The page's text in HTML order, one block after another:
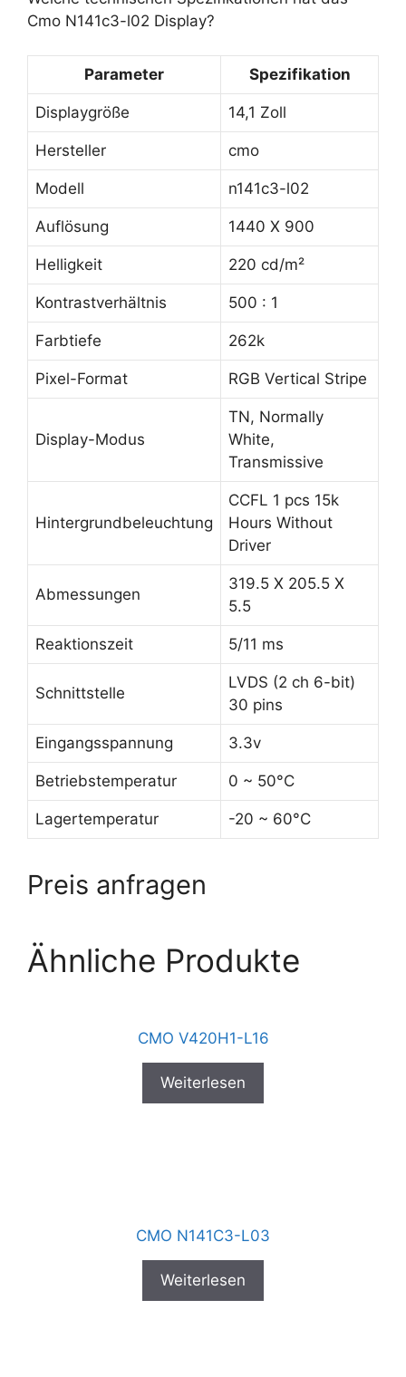
Cmo N141c3-l02 Display?
Parameter Spezifikation
Displaygröße 14,1 Zoll
Hersteller cmo
Modell n141c3-l02
Auflösung 1440 X 900
Helligkeit 220 cd/m²
Kontrastverhältnis 500 : 1
Farbtiefe 262k
Pixel-Format RGB Vertical Stripe
Display-Modus
TN, Normally
White,
Transmissive
Hintergrundbeleuchtung
CCFL 1 pcs 15k
Hours Without
Driver
Abmessungen
319.5 X 205.5 X
5.5
Reaktionszeit 5/11 ms
Schnittstelle
LVDS (2 ch 6-bit)
30 pins
Eingangsspannung 3.3v
Betriebstemperatur 0 ~ 50°C
Lagertemperatur -20 ~ 60°C
Preis anfragen
Ähnliche Produkte
CMO V420H1-L16
Weiterlesen
CMO N141C3-L03
Weiterlesen